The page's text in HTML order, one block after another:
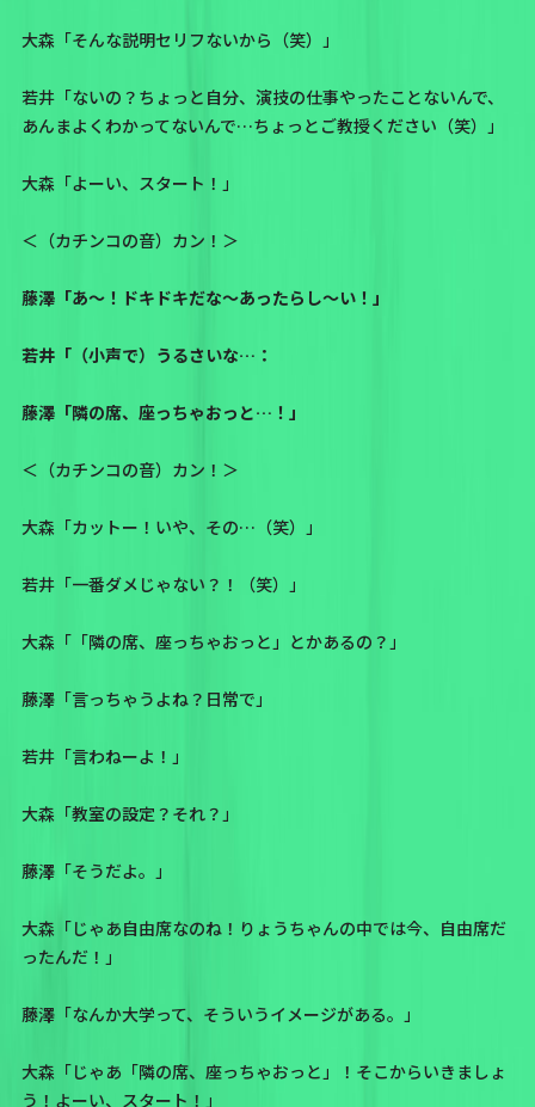
大森「そんな説明セリフないから（笑）」
若井「ないの？ちょっと自分、演技の仕事やったことないんで、
あんまよくわかってないんで…ちょっとご教授ください（笑）」
大森「よーい、スタート！」
＜（カチンコの音）カン！＞
藤澤「あ〜！ドキドキだな〜あったらし〜い！」
若井「（小声で）うるさいな…：
藤澤「隣の席、座っちゃおっと…！」
＜（カチンコの音）カン！＞
大森「カットー！いや、その…（笑）」
若井「一番ダメじゃない？！（笑）」
大森「「隣の席、座っちゃおっと」とかあるの？」
藤澤「言っちゃうよね？日常で」
若井「言わねーよ！」
大森「教室の設定？それ？」
藤澤「そうだよ。」
大森「じゃあ自由席なのね！りょうちゃんの中では今、自由席だ
ったんだ！」
藤澤「なんか大学って、そういうイメージがある。」
大森「じゃあ「隣の席、座っちゃおっと」！そこからいきましょ
う！よーい、スタート！」